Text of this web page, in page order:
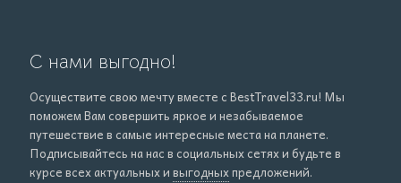
С нами выгодно!
Осуществите свою мечту вместе с BestTravel33.ru! Мы
поможем Вам совершить яркое и незабываемое
путешествие в самые интересные места на планете.
Подписывайтесь на нас в социальных сетях и будьте в
курсе всех актуальных ивыгодныхпредложений.